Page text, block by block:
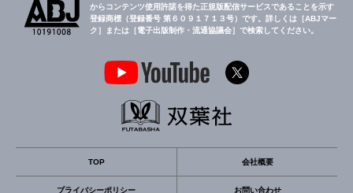
からコンテンツ使用許諾を得た正規版配信サービスであることを示す
登録商標（登録番号 第６０９１７１３号）です。詳しくは［ABJマー
ク］または［電子出版制作・流通協議会］で検索してください。
TOP 会社概要
プライバシーポリシー お問い合わせ